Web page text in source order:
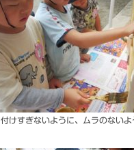
付けすぎないように、ムラのないよ